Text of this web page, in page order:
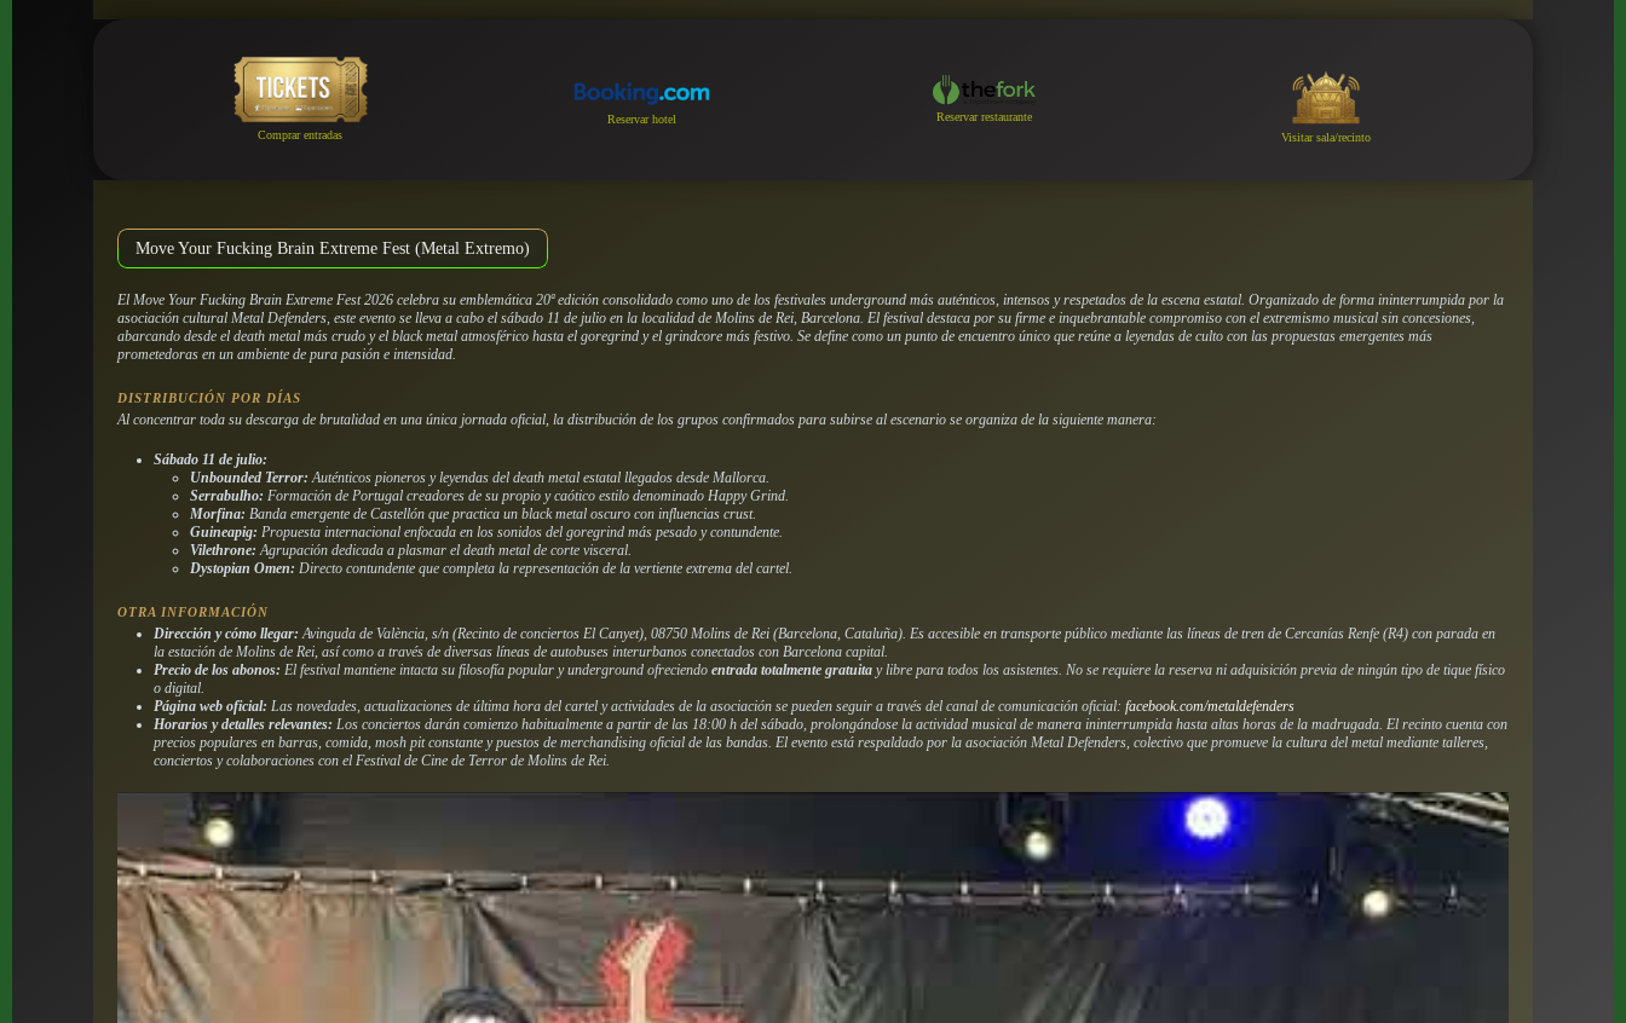
Comprar entradas
Reservar hotel
Reservar restaurante
Visitar sala/recinto
Move Your Fucking Brain Extreme Fest (Metal Extremo)
El Move Your Fucking Brain Extreme Fest 2026 celebra su emblemática 20ª edición consolidado como uno de los festivales underground más auténticos, intensos y respetados de la escena estatal. Organizado de forma ininterrumpida por la
asociación cultural Metal Defenders, este evento se lleva a cabo el sábado 11 de julio en la localidad de Molins de Rei, Barcelona. El festival destaca por su firme e inquebrantable compromiso con el extremismo musical sin concesiones,
abarcando desde el death metal más crudo y el black metal atmosférico hasta el goregrind y el grindcore más festivo. Se define como un punto de encuentro único que reúne a leyendas de culto con las propuestas emergentes más
prometedoras en un ambiente de pura pasión e intensidad.
DISTRIBUCIÓN POR DÍAS
Al concentrar toda su descarga de brutalidad en una única jornada oficial, la distribución de los grupos confirmados para subirse al escenario se organiza de la siguiente manera:
Sábado 11 de julio:
Unbounded Terror: Auténticos pioneros y leyendas del death metal estatal llegados desde Mallorca.
Serrabulho: Formación de Portugal creadores de su propio y caótico estilo denominado Happy Grind
Morfina: Banda emergente de Castellón que practica un black metal oscuro con influencias crust.
Guineapig: Propuesta internacional enfocada en los sonidos del goregrind más pesado y contundente.
Vilethrone: Agrupación dedicada a plasmar el death metal de corte visceral.
Dystopian Omen: Directo contundente que completa la representación de la vertiente extrema del cartel.
OTRA INFORMACIÓN
Dirección y cómo llegar: Avinguda de València, s/n (Recinto de conciertos El Canyet), 08750 Molins de Rei (Barcelona, Cataluña). Es accesible en transporte público mediante las líneas de tren de Cercanías Renfe (R4) con parada en
la estación de Molins de Rei, así como a través de diversas líneas de autobuses interurbanos conectados con Barcelona capital.
Precio de los abonos: El festival mantiene intacta su filosofía popular y underground ofreciendoentrada totalmente gratuita y libre para todos los asistentes. No se requiere la reserva ni adquisición previa de ningún tipo de tique físico
o digital.
Página web oficial: Las novedades, actualizaciones de última hora del cartel y actividades de la asociación se pueden seguir a través del canal de comunicación oficial:facebook.com/metaldefenders
Horarios y detalles relevantes: Los conciertos darán comienzo habitualmente a partir de las 18:00 h del sábado, prolongándose la actividad musical de manera ininterrumpida hasta altas horas de la madrugada. El recinto cuenta con
precios populares en barras, comida, mosh pit constante y puestos de merchandising oficial de las bandas. El evento está respaldado por la asociación Metal Defenders, colectivo que promueve la cultura del metal mediante talleres,
conciertos y colaboraciones con el Festival de Cine de Terror de Molins de Rei.